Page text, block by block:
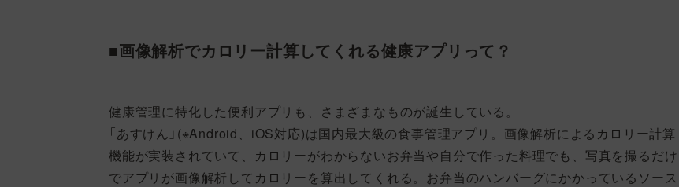
■画像解析でカロリー計算してくれる健康アプリって？
健康管理に特化した便利アプリも、さまざまなものが誕生している。
「あすけん」(※Android、iOS対応)は国内最大級の食事管理アプリ。画像解析によるカロリー計算
機能が実装されていて、カロリーがわからないお弁当や自分で作った料理でも、写真を撮るだけ
でアプリが画像解析してカロリーを算出してくれる。お弁当のハンバーグにかかっているソース